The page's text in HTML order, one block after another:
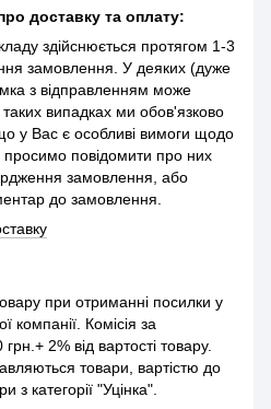
доставку та оплату:
здійснюється протягом 1-3
замовлення. У деяких (дуже
з відправленням може
випадках ми обов'язково
у Вас є особливі вимоги щодо
просимо повідомити про них
замовлення, або
до замовлення.
при отриманні посилки у
компанії. Комісія за
2% від вартості товару.
товари, вартістю до
з категорії "Уцінка".